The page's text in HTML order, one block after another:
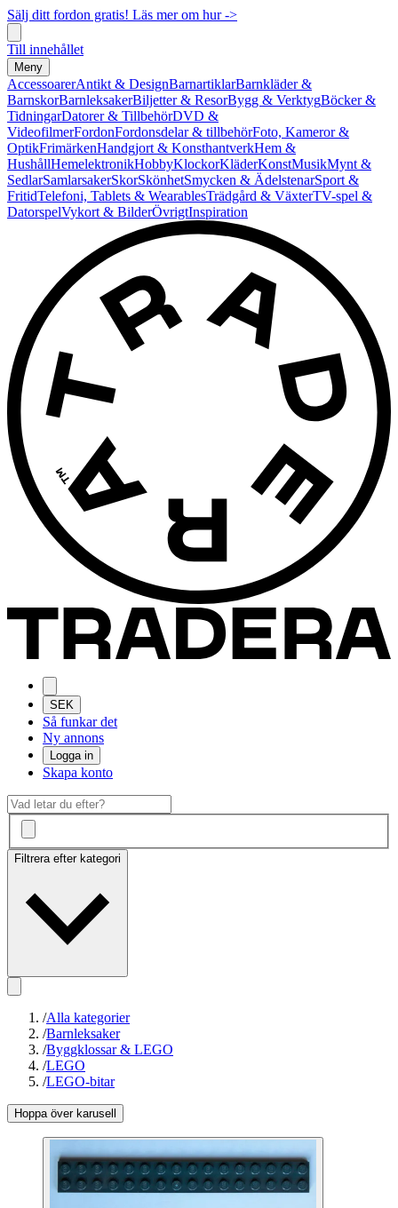
Sälj ditt fordon gratis! Läs mer om hur ->
Till innehållet
Meny
AccessoarerAntikt & DesignBarnartiklarBarnkläder &
BarnskorBarnleksakerBiljetter & ResorBygg & VerktygBöcker &
TidningarDatorer & TillbehörDVD &
VideofilmerFordonFordonsdelar & tillbehörFoto, Kameror &
OptikFrimärkenHandgjort & KonsthantverkHem &
HushållHemelektronikHobbyKlockorKläderKonstMusikMynt &
SedlarSamlarsakerSkorSkönhetSmycken & ÄdelstenarSport &
FritidTelefoni, Tablets & WearablesTrädgård & VäxterTV-spel &
DatorspelVykort & BilderÖvrigtInspiration
SEK
Så funkar det
Ny annons
Logga in
Skapa konto
Filtrera efter kategori
/Alla kategorier
/Barnleksaker
/Byggklossar & LEGO
/LEGO
/LEGO-bitar
Hoppa över karusell